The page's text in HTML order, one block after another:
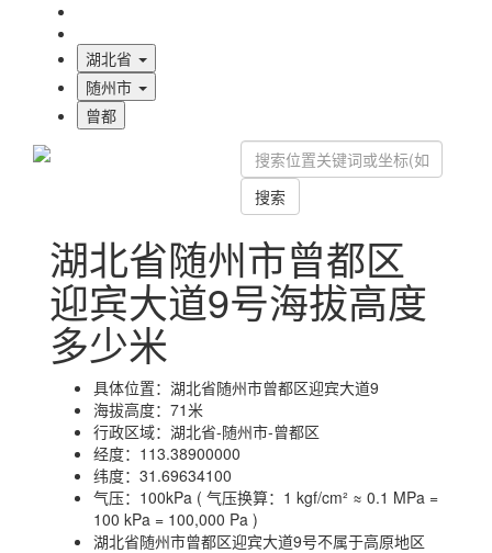
湖北省
随州市
曾都
搜索
湖北省随州市曾都区
迎宾大道9号海拔高度
多少米
具体位置： 湖北省随州市曾都区迎宾大道9
海拔高度： 71米
行政区域： 湖北省-随州市-曾都区
经度： 113.38900000
纬度： 31.69634100
气压： 100kPa ( 气压换算：1 kgf/cm² ≈ 0.1 MPa =
100 kPa = 100,000 Pa )
湖北省随州市曾都区迎宾大道9号不属于高原地区